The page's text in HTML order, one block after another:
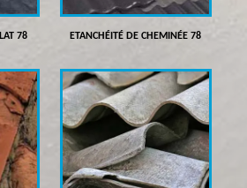
78 ETANCHÉITÉ DE CHEMINÉE 78